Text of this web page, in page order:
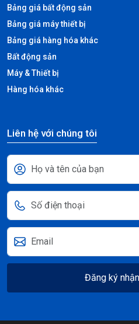
Bảng giá bất động sản
Bảng giá máy thiết bị
Bảng giá hàng hóa khác
Bất động sản
Máy & Thiết bị
Hàng hóa khác
Liên hệ với chúng tôi
Đăng ký